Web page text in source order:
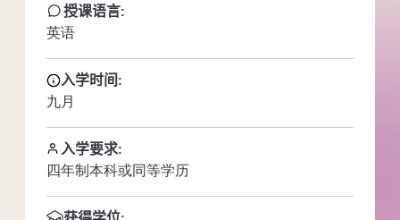
授课语言:
英语
入学时间:
九月
入学要求:
四年制本科或同等学历